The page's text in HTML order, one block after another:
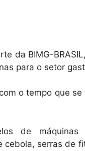
da BIMG-
para o setor
o tempo que
de máquinas
cebola, serras de